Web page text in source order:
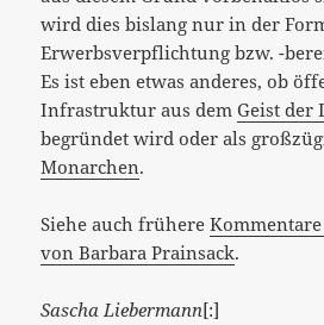
wird dies bislang nur in der
Erwerbsverpflichtung bzw. -
Es ist eben etwas anderes, ob
Infrastruktur aus demGeist der
begründet wird oder als
Monarchen.
Siehe auch frühere
von Barbara Prainsack.
Sascha Liebermann[:]